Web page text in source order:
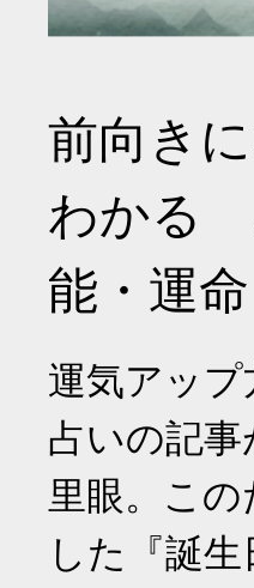
前向き
わかる
能・運
運気アッ
占いの記
里眼。こ
した『誕